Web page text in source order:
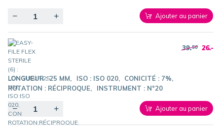
Quantity Ajouter au panier
LONGUEUR :25 MM ISO : ISO 020 CONICITÉ : 7%
ROTATION : RÉCIPROQUE INSTRUMENT : N°20
39.50 26.-
Quantity Ajouter au panier